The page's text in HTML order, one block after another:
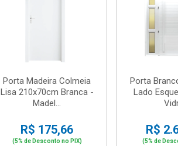
Porta Madeira Colmeia
Lisa 210x70cm Branca -
Madel...
R$ 175,66
(5% de Desconto no PIX)
Porta
Lado
R$
(5% de